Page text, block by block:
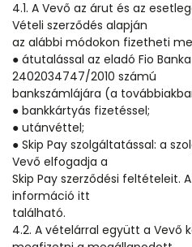
4.1. A Vevő az árut és az
Vételi szerződés alapján
az alábbi módokon fizetheti
● átutalással az eladó Fio
2402034747/2010 számú
bankszámlájára (a
● bankkártyás fizetéssel;
● utánvéttel;
● Skip Pay szolgáltatással: a
Vevő elfogadja a
Skip Pay szerződési feltételeit.
információ itt
található.
4.2. A vételárral együtt a Vevő